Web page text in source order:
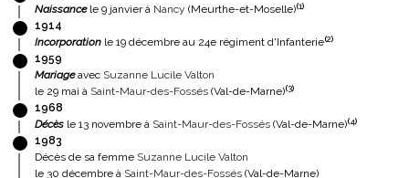
Naissancele 9 janvier à Nancy (Meurthe-et-Moselle)(1)
1914
Incorporation le 19 décembre au 24e régiment d'Infanterie(2)
1959
Mariageavec Suzanne Lucile Valton
le 29 mai à Saint-Maur-des-Fossés (Val-de-Marne)(3)
1968
Décès le 13 novembre à Saint-Maur-des-Fossés (Val-de-Marne)(4)
1983
Décès de sa femme Suzanne Lucile Valton
le 30 décembre à Saint-Maur-des-Fossés (Val-de-Marne)